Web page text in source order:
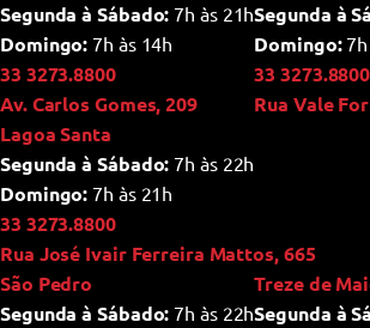
Segunda à Sábado: 7h às 21h
Domingo: 7h às 14h
33 3273.8800
Av. Carlos Gomes, 209
Segunda à
Domingo:7h
33 3273.8800
Rua Vale
Lagoa Santa
Segunda à Sábado: 7h às 22h
Domingo: 7h às 21h
33 3273.8800
Rua José Ivair Ferreira Mattos, 665
São Pedro
Segunda à Sábado: 7h às 22h
Treze de
Segunda à